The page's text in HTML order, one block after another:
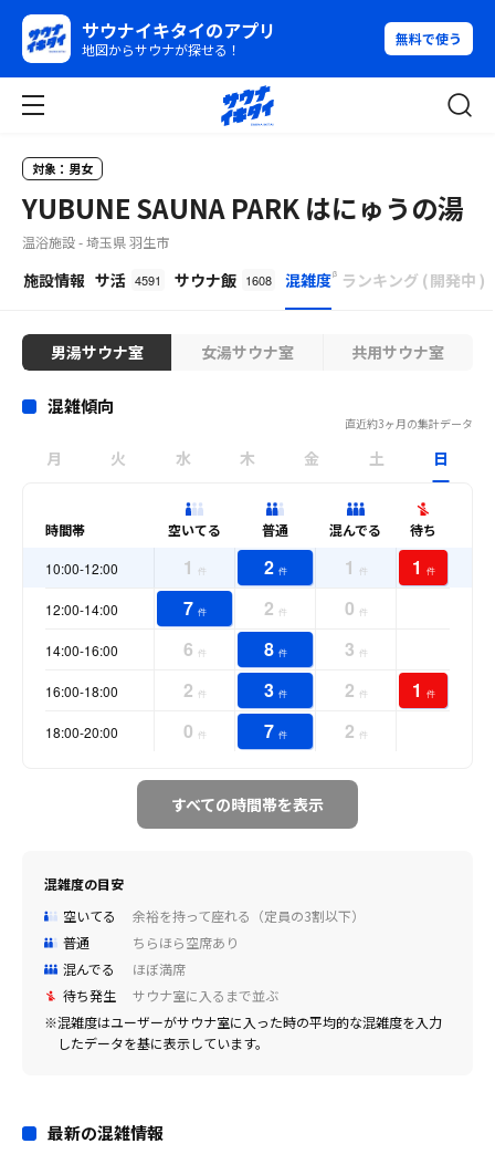
サウナイキタイのアプリ
地図からサウナが探せる！
無料で使う
対象：男女
YUBUNE SAUNA PARK はにゅうの湯
温浴施設 - 埼玉県 羽生市
施設情報 サ活 4591 サウナ飯 1608 混雑度β ランキング (開発中 )
男湯サウナ室 女湯サウナ室 共用サウナ室
混雑傾向
直近約3ヶ月の集計データ
月 火 水 木 金 土 日
時間帯 空いてる 普通 混んでる 待ち
10:00-12:00 1 件 2 件 1 件 1 件
12:00-14:00 7 件 2 件 0 件
14:00-16:00 6 件 8 件 3 件
16:00-18:00 2 件 3 件 2 件 1 件
18:00-20:00 0 件 7 件 2 件
すべての時間帯を表示
混雑度の目安
空いてる
余裕を持って座れる（定員の3割以下）
普通
ちらほら空席あり
混んでる
ほぼ満席
待ち発生
サウナ室に入るまで並ぶ
※混雑度はユーザーがサウナ室に入った時の平均的な混雑度を入力
したデータを基に表示しています。
最新の混雑情報